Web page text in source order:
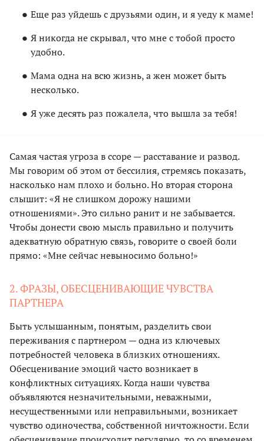
Еще раз уйдешь с друзьями один, и я уеду к маме!
Я никогда не скрывал, что мне с тобой просто
удобно.
Мама одна на всю жизнь, а жен может быть
несколько.
Я уже десять раз пожалела, что вышла за тебя!
Самая частая угроза в ссоре — расставание и развод.
Мы говорим об этом от бессилия, стремясь показать,
насколько нам плохо и больно. Но вторая сторона
слышит: «Я не слишком дорожу нашими
отношениями». Это сильно ранит и не забывается.
Чтобы донести свою мысль правильно и получить
адекватную обратную связь, говорите о своей боли
прямо: «Мне сейчас невыносимо больно!»
2. ФРАЗЫ, ОБЕСЦЕНИВАЮЩИЕ ЧУВСТВА
ПАРТНЕРА
Быть услышанным, понятым, разделить свои
переживания с партнером — одна из ключевых
потребностей человека в близких отношениях.
Обесценивание эмоций часто возникает в
конфликтных ситуациях. Когда наши чувства
объявляются незначительными, неважными,
несущественными или неправильными, возникает
чувство одиночества, собственной ничтожности. Если